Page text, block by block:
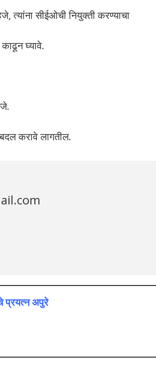
त्यांना सीईओची नियुक्ती करण्याचा
घ्यावे.
करावे लागतील.
प्रयत्न अपुरे